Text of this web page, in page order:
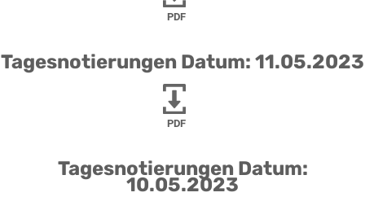
PDF
Tagesnotierungen Datum: 11.05.2023
PDF
Tagesnotierungen Datum:
10.05.2023